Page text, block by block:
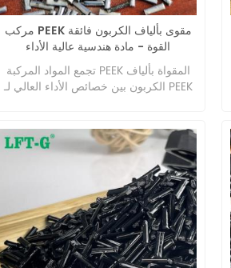
مركب PEEK مقوى بألياف الكربون فائقة
القوة - مادة هندسية عالية الأداء
تجمع المواد المركبة PEEK المقواة بألياف
الكربون بين خصائص الأداء العالي لـ PEEK
والطباعة ثلاثية الأبعاد.